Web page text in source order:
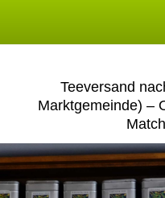
Teeversand
Marktgemeinde) –